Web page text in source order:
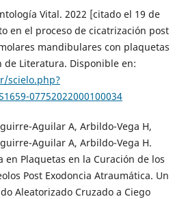
Vital. 2022 [citado el 19 de
en el proceso de cicatrización post
mandibulares con plaquetas
de Literatura. Disponible en:
scielo.php?
07752022000100034
Aguilar A, Arbildo-Vega H,
Aguilar A, Arbildo-Vega H.
en Plaquetas en la Curación de los
Post Exodoncia Atraumática. Un
Aleatorizado Cruzado a Ciego